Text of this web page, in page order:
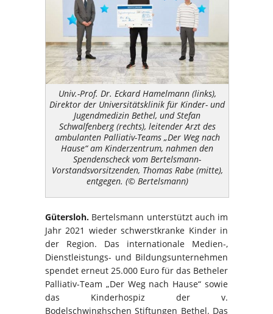
Univ.-Prof. Dr. Eckard Hamelmann (links),
Direktor der Universitätsklinik für Kinder- und
Jugendmedizin Bethel, und Stefan
Schwalfenberg (rechts), leitender Arzt des
ambulanten Palliativ-Teams „Der Weg nach
Hause“ am Kinderzentrum, nahmen den
Spendenscheck vom Bertelsmann-
Vorstandsvorsitzenden, Thomas Rabe (mitte),
entgegen. (© Bertelsmann)
Gütersloh. Bertelsmann unterstützt auch im
Jahr 2021 wieder schwerstkranke Kinder in
der Region. Das internationale Medien-,
Dienstleistungs- und Bildungsunternehmen
spendet erneut 25.000 Euro für das Betheler
Palliativ-Team „Der Weg nach Hause“ sowie
das Kinderhospiz der v.
Bodelschwinghschen Stiftungen Bethel. Das